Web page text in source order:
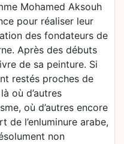
Mohamed Aksouh
pour réaliser leur
des fondateurs de
Après des débuts
de sa peinture. Si
restés proches de
où d’autres
où d’autres encore
de l’enluminure arabe,
non